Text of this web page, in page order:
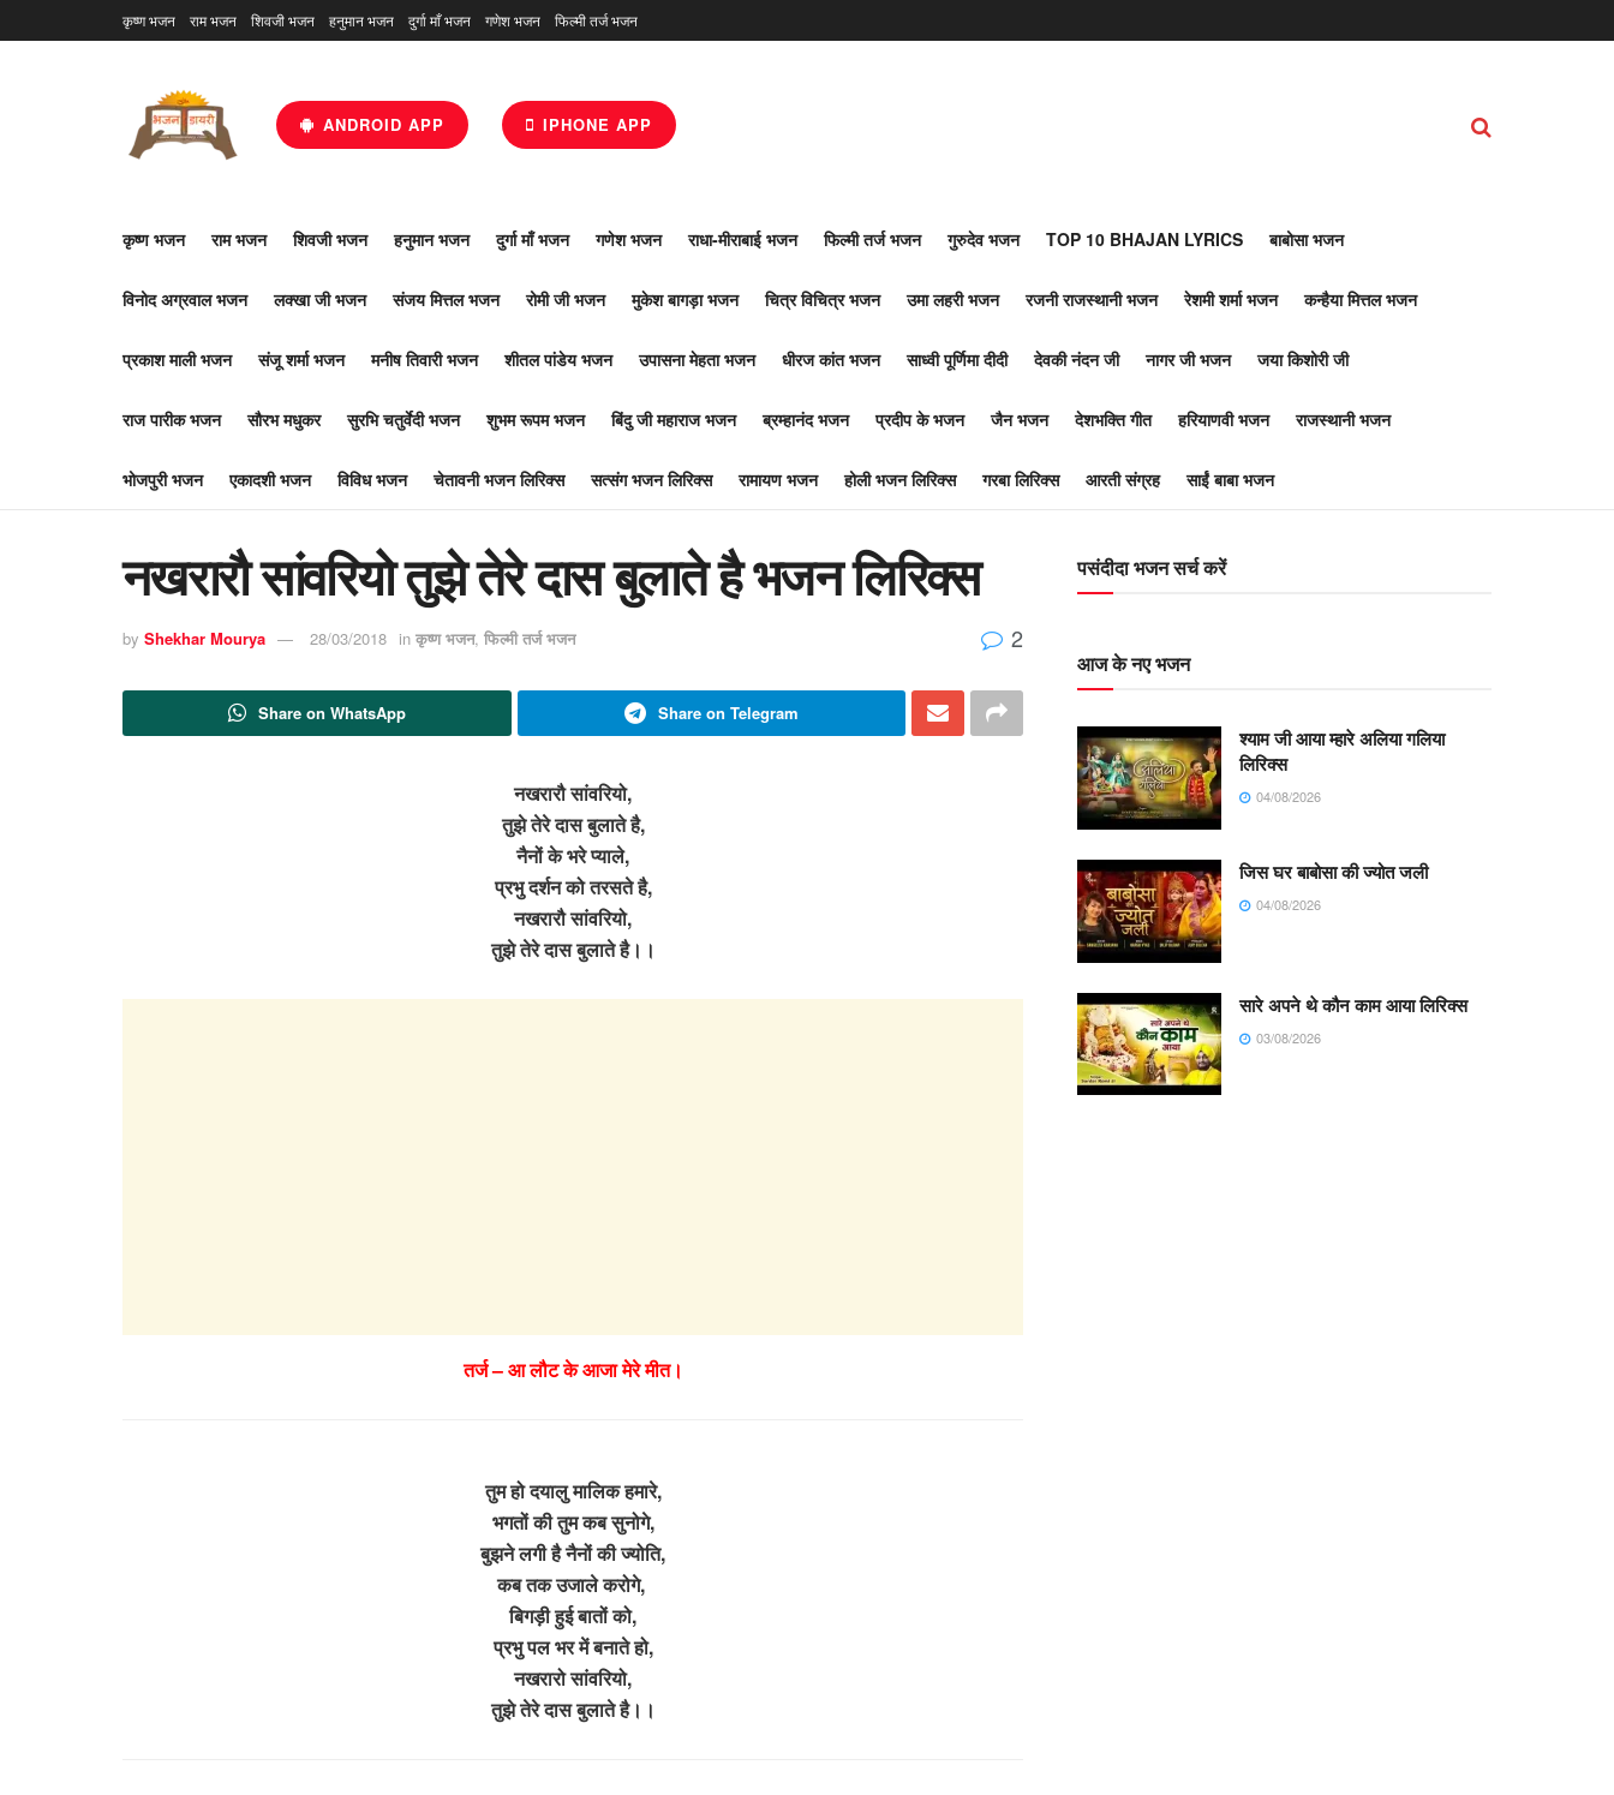
कृष्ण भजन राम भजन शिवजी भजन हनुमान भजन दुर्गा माँ भजन गणेश भजन फिल्मी तर्ज भजन
ANDROID APP IPHONE APP
कृष्ण भजन राम भजन शिवजी भजन हनुमान भजन दुर्गा माँ भजन गणेश भजन राधा-मीराबाई भजन फिल्मी तर्ज भजन गुरुदेव भजन TOP 10 BHAJAN LYRICS बाबोसा भजन
विनोद अग्रवाल भजन लक्खा जी भजन संजय मित्तल भजन रोमी जी भजन मुकेश बागड़ा भजन चित्र विचित्र भजन उमा लहरी भजन रजनी राजस्थानी भजन रेशमी शर्मा भजन कन्हैया मित्तल भजन
प्रकाश माली भजन संजू शर्मा भजन मनीष तिवारी भजन शीतल पांडेय भजन उपासना मेहता भजन धीरज कांत भजन साध्वी पूर्णिमा दीदी देवकी नंदन जी नागर जी भजन जया किशोरी जी
राज पारीक भजन सौरभ मधुकर सुरभि चतुर्वेदी भजन शुभम रूपम भजन बिंदु जी महाराज भजन ब्रम्हानंद भजन प्रदीप के भजन जैन भजन देशभक्ति गीत हरियाणवी भजन राजस्थानी भजन
भोजपुरी भजन एकादशी भजन विविध भजन चेतावनी भजन लिरिक्स सत्संग भजन लिरिक्स रामायण भजन होली भजन लिरिक्स गरबा लिरिक्स आरती संग्रह साईं बाबा भजन
नखरारौ सांवरियो तुझे तेरे दास बुलाते है भजन लिरिक्स
by Shekhar Mourya 28/03/2018 in कृष्ण भजन, फिल्मी तर्ज भजन 2
Share on WhatsApp Share on Telegram
नखरारौ सांवरियो,
तुझे तेरे दास बुलाते है,
नैनों के भरे प्याले,
प्रभु दर्शन को तरसते है,
नखरारौ सांवरियो,
तुझे तेरे दास बुलाते है।।
तर्ज – आ लौट के आजा मेरे मीत।
तुम हो दयालु मालिक हमारे,
भगतों की तुम कब सुनोगे,
बुझने लगी है नैनों की ज्योति,
कब तक उजाले करोगे, ‌
बिगड़ी हुई बातों को,
प्रभु पल भर में बनाते हो,
नखरारो सांवरियो,
तुझे तेरे दास बुलाते है।।
पसंदीदा भजन सर्च करें
आज के नए भजन
श्याम जी आया म्हारे अलिया गलिया
लिरिक्स
04/08/2026
जिस घर बाबोसा की ज्योत जली
04/08/2026
सारे अपने थे कौन काम आया लिरिक्स
03/08/2026